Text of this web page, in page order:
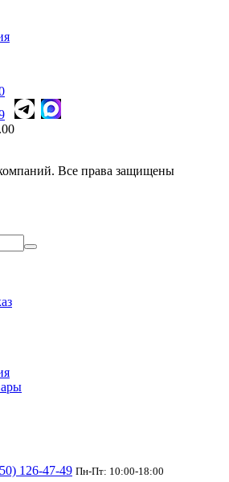
Все права защищены
126-47-49 Пн-Пт: 10:00-18:00